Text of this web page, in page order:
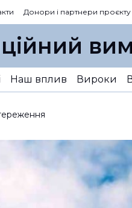
Донори і партнери проєкту
Наш вплив Вироки